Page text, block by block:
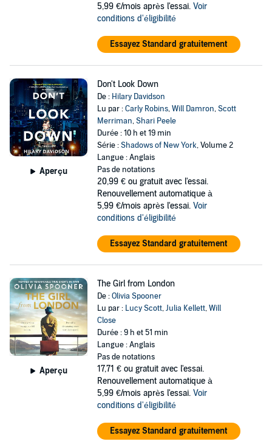
5,99 €/mois après l'essai. Voir
conditions d'éligibilité
Essayez Standard gratuitement
Aperçu
Don't Look Down
De : Hilary Davidson
Lu par :Carly Robins,Will Damron,Scott
Merriman,Shari Peele
Durée : 10 h et 19 min
Série :Shadows of New York, Volume 2
Langue : Anglais
Pas de notations
20,99 € ou gratuit avec l'essai.
Renouvellement automatique à
5,99 €/mois après l'essai. Voir
conditions d'éligibilité
Essayez Standard gratuitement
Aperçu
The Girl from London
De :Olivia Spooner
Lu par : Lucy Scott,Julia Kellett,Will
Close
Durée : 9 h et 51 min
Langue : Anglais
Pas de notations
17,71 € ou gratuit avec l'essai.
Renouvellement automatique à
5,99 €/mois après l'essai. Voir
conditions d'éligibilité
Essayez Standard gratuitement